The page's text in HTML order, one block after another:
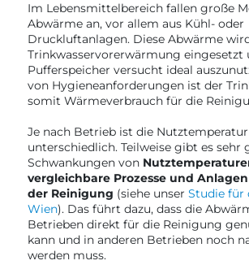
Im Lebensmittelbereich fallen große
Abwärme an, vor allem aus Kühl- oder
Druckluftanlagen. Diese Abwärme
Trinkwasservorerwärmung eingesetzt
Pufferspeicher versucht ideal
von Hygieneanforderungen ist der
somit Wärmeverbrauch für die
Je nach Betrieb ist die
unterschiedlich. Teilweise gibt es sehr
Schwankungen von
vergleichbare Prozesse und
der Reinigung (siehe unser Studie für
Wien). Das führt dazu, dass die
Betrieben direkt für die Reinigung
kann und in anderen Betrieben noch
werden muss.